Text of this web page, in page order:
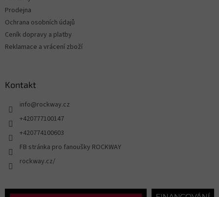
Prodejna
Ochrana osobních údajů
Ceník dopravy a platby
Reklamace a vrácení zboží
Kontakt
info@rockway.cz
+420777100147
+420774100603
FB stránka pro fanoušky ROCKWAY
rockway.cz/